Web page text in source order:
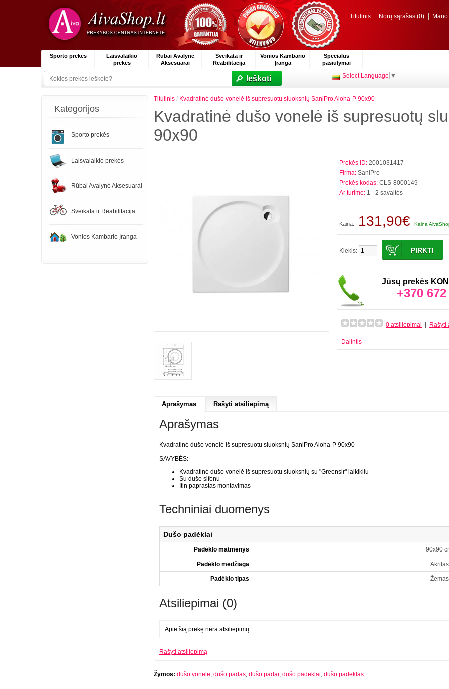
Titulinis Norų sąrašas (0)
Sporto prekės
Laisvalaikio
prekės
Rūbai Avalynė
Aksesuarai
Sveikata ir
Reabilitacija
Vonios Kambario
Įranga
Specialūs
pasiūlymai
Ieškoti Select Language ▼
Kategorijos
Sporto prekės
Laisvalaikio prekės
Rūbai Avalynė Aksesuarai
Sveikata ir Reabilitacija
Vonios Kambario Įranga
Titulinis / Kvadratinė dušo vonelė iš supresuotų sluoksnių SaniPro Aloha-P 90x90
Kvadratinė dušo vonelė iš supresuotų
90x90
Prekės ID: 2001031417
Firma: SaniPro
Prekės kodas: CLS-8000149
Ar turime: 1 - 2 savaitės
Kaina: 131,90€ Kaina
Kiekis:
Jūsų prekės
+370
0 atsiliepimai Rašyti
Dalintis
Aprašymas Rašyti atsiliepimą
Aprašymas
Kvadratinė dušo vonelė iš supresuotų sluoksnių SaniPro Aloha-P 90x90
SAVYBĖS:
Kvadratinė dušo vonelė iš supresuotų sluoksnių su "Greensir" laikikliu
Su dušo sifonu
Itin paprastas montavimas
Techniniai duomenys
Dušo padėklai
Padėklo matmenys 90x90
Padėklo medžiaga Akrilas
Padėklo tipas Žemas
Atsiliepimai (0)
Apie šią prekę nėra atsiliepimų.
Rašyti atsiliepimą
Žymos: dušo vonelė, dušo padas, dušo padai, dušo padėklai, dušo padėklas